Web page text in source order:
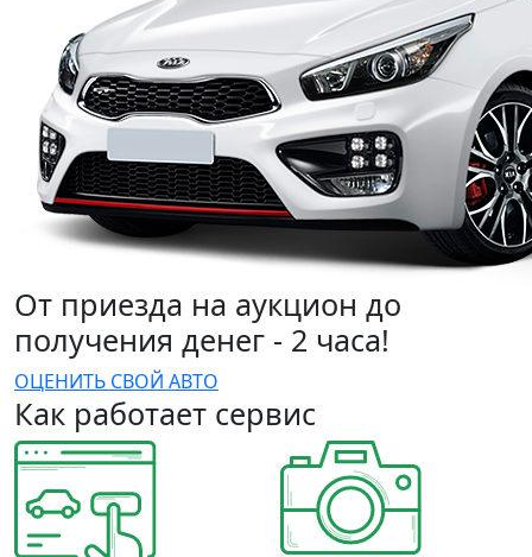
От приезда на аукцион до
получения денег - 2 часа!
ОЦЕНИТЬ СВОЙ АВТО
Как работает сервис